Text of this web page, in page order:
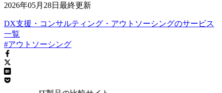
2026年05月28日 最終更新
DX支援・コンサルティング・アウトソーシングのサービス
一覧
#アウトソーシング